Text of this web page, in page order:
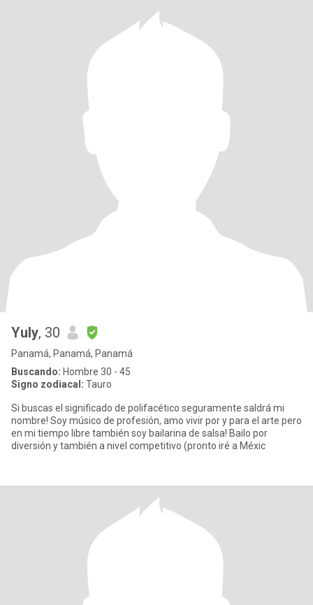
Yuly, 30
Panamá, Panamá, Panamá
Buscando: Hombre 30 - 45
Signo zodiacal: Tauro
Si buscas el significado de polifacético seguramente saldrá mi
nombre! Soy músico de profesión, amo vivir por y para el arte pero
en mi tiempo libre también soy bailarina de salsa! Bailo por
diversión y también a nivel competitivo (pronto iré a Méxic